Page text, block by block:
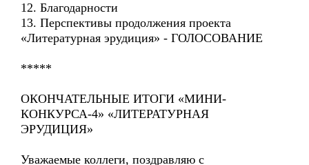
12. Благодарности
13. Перспективы продолжения проекта
«Литературная эрудиция» - ГОЛОСОВАНИЕ
*****
ОКОНЧАТЕЛЬНЫЕ ИТОГИ «МИНИ-
КОНКУРСА-4» «ЛИТЕРАТУРНАЯ
ЭРУДИЦИЯ»
Уважаемые коллеги, поздравляю с